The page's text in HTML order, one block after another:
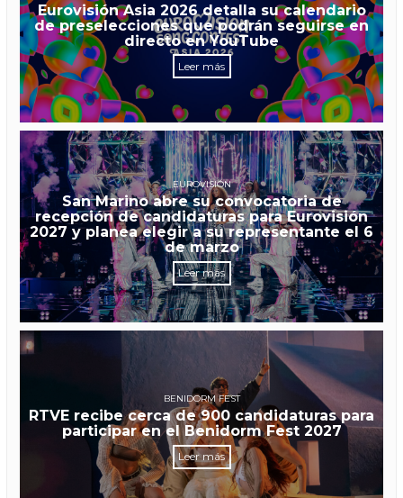
Eurovisión Asia 2026 detalla su calendario
de preselecciones que podrán seguirse en
directo en YouTube
Leer más
EUROVISIÓN
San Marino abre su convocatoria de
recepción de candidaturas para Eurovisión
2027 y planea elegir a su representante el 6
de marzo
Leer más
BENIDORM FEST
RTVE recibe cerca de 900 candidaturas para
participar en el Benidorm Fest 2027
Leer más